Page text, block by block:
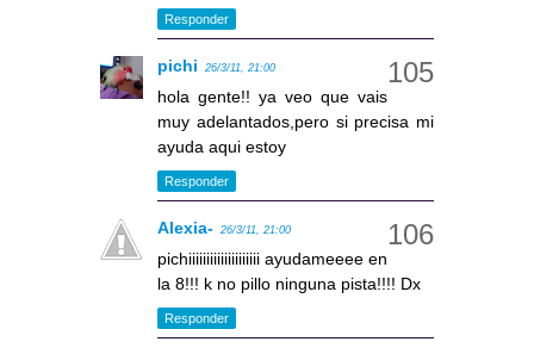
Responder
pichi 26/3/11, 21:00
hola gente!! ya veo que vais
muy adelantados,pero si precisa mi
ayuda aqui estoy
Responder
Alexia- 26/3/11, 21:00
pichiiiiiiiiiiiiiiiiiiii ayudameeee en
la 8!!! k no pillo ninguna pista!!!! Dx
Responder